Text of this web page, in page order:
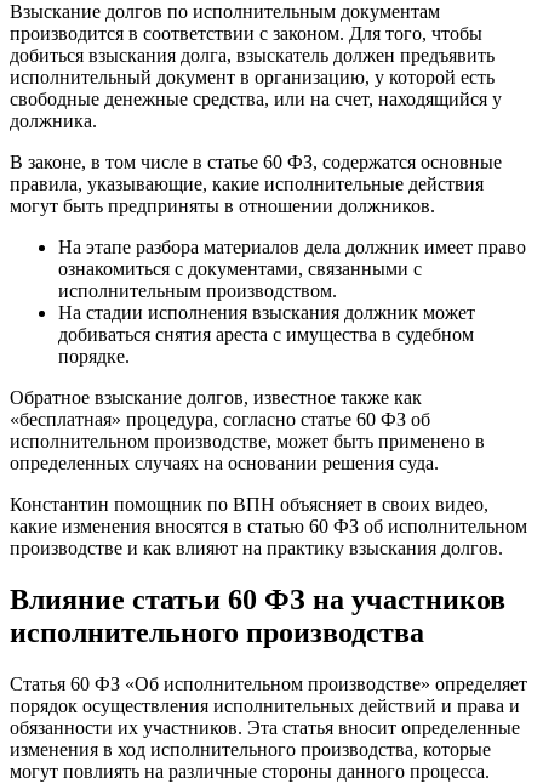
Взыскание долгов по исполнительным документам
производится в соответствии с законом. Для того, чтобы
добиться взыскания долга, взыскатель должен предъявить
исполнительный документ в организацию, у которой есть
свободные денежные средства, или на счет, находящийся у
должника.
В законе, в том числе в статье 60 ФЗ, содержатся основные
правила, указывающие, какие исполнительные действия
могут быть предприняты в отношении должников.
На этапе разбора материалов дела должник имеет право
ознакомиться с документами, связанными с
исполнительным производством.
На стадии исполнения взыскания должник может
добиваться снятия ареста с имущества в судебном
порядке.
Обратное взыскание долгов, известное также как
«бесплатная» процедура, согласно статье 60 ФЗ об
исполнительном производстве, может быть применено в
определенных случаях на основании решения суда.
Константин помощник по ВПН объясняет в своих видео,
какие изменения вносятся в статью 60 ФЗ об исполнительном
производстве и как влияют на практику взыскания долгов.
Влияние статьи 60 ФЗ на участников
исполнительного производства
Статья 60 ФЗ «Об исполнительном производстве» определяет
порядок осуществления исполнительных действий и права и
обязанности их участников. Эта статья вносит определенные
изменения в ход исполнительного производства, которые
могут повлиять на различные стороны данного процесса.